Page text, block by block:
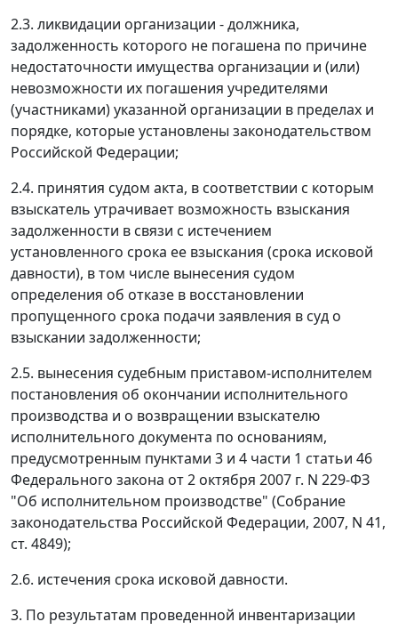
2.3. ликвидации организации - должника,
задолженность которого не погашена по причине
недостаточности имущества организации и (или)
невозможности их погашения учредителями
(участниками) указанной организации в пределах и
порядке, которые установлены законодательством
Российской Федерации;
2.4. принятия судом акта, в соответствии с которым
взыскатель утрачивает возможность взыскания
задолженности в связи с истечением
установленного срока ее взыскания (срока исковой
давности), в том числе вынесения судом
определения об отказе в восстановлении
пропущенного срока подачи заявления в суд о
взыскании задолженности;
2.5. вынесения судебным приставом-исполнителем
постановления об окончании исполнительного
производства и о возвращении взыскателю
исполнительного документа по основаниям,
предусмотренным пунктами 3 и 4 части 1 статьи 46
Федерального закона от 2 октября 2007 г. N 229-ФЗ
"Об исполнительном производстве" (Собрание
законодательства Российской Федерации, 2007, N 41,
ст. 4849);
2.6. истечения срока исковой давности.
3. По результатам проведенной инвентаризации